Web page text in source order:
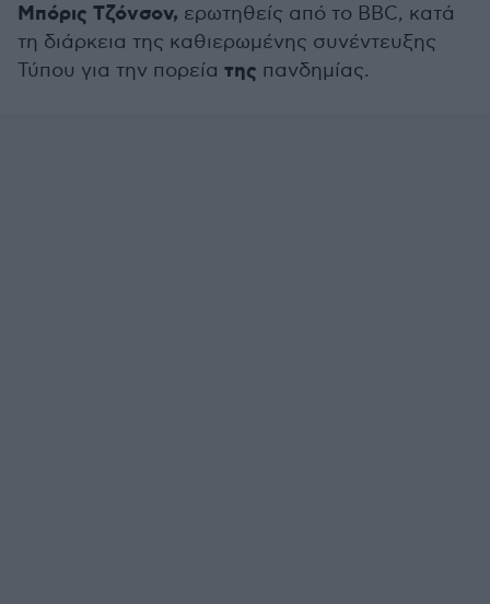
Μπόρις Τζόνσον, ερωτηθείς από το BBC, κατά
τη διάρκεια της καθιερωμένης συνέντευξης
Τύπου για την πορεία της πανδημίας.